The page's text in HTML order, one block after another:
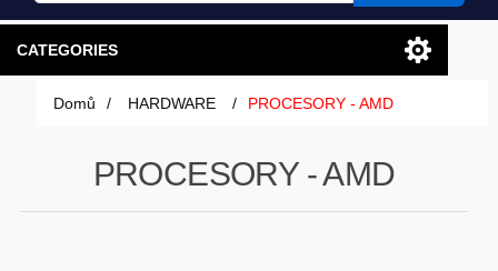
CATEGORIES
PC SESTAVY
Domů / HARDWARE / PROCESORY - AMD
PROCESORY - AMD